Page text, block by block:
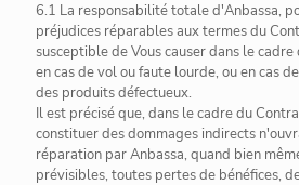
6.1 La responsabilité totale d'Anbassa,
préjudices réparables aux termes du
susceptible de Vous causer dans le
en cas de vol ou faute lourde, ou en cas
des produits défectueux.
Il est précisé que, dans le cadre du
constituer des dommages indirects
réparation par Anbassa, quand bien
prévisibles, toutes pertes de bénéfices,